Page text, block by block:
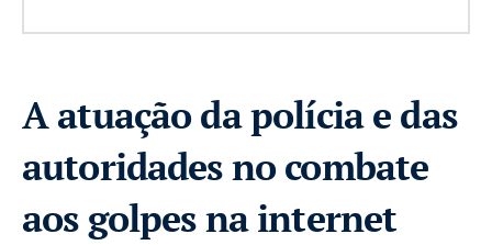
A atuação da polícia e das
autoridades no combate
aos golpes na internet